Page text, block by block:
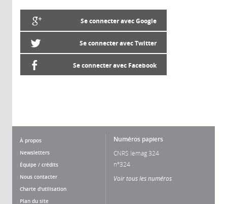
Se connecter avec Google
Se connecter avec Twitter
Se connecter avec Facebook
À propos
Newsletters
Équipe / crédits
Nous contacter
Charte d'utilisation
Plan du site
Numéros papiers
CNRS lemag 324
n°324
Voir tous les numéros